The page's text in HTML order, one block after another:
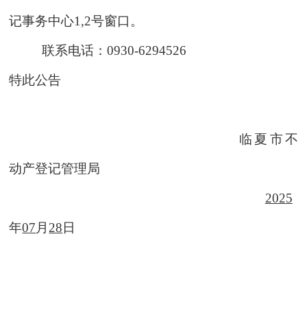
记事务中心1,2号窗口。
联系电话：0930-6294526
特此公告
临夏市不
动产登记管理局
2025
年07月28 日